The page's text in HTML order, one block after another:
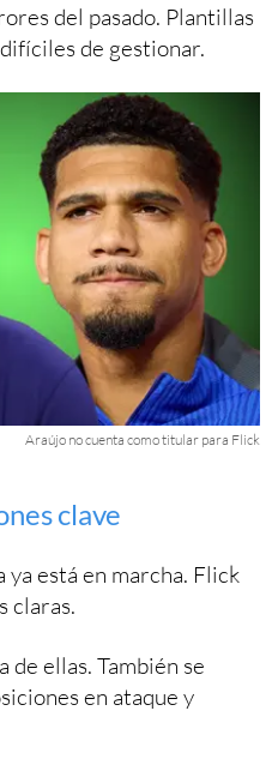
del pasado. Plantillas
de gestionar.
Araújo no cuenta como titular para Flick
clave
está en marcha. Flick
claras.
de ellas. También se
en ataque y